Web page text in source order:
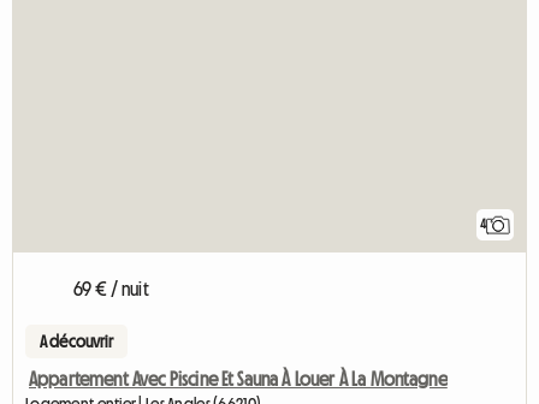
4
69 € / nuit
A découvrir
Appartement Avec Piscine Et Sauna À Louer À La Montagne